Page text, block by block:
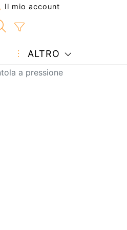
Il mio account
ALTRO
a pressione
Ricetta